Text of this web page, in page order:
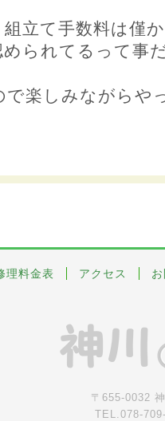
組立て手数料は僅
られてるって事
で楽しみながらや
理料金表 アクセス
〒655-0032
TEL.078-